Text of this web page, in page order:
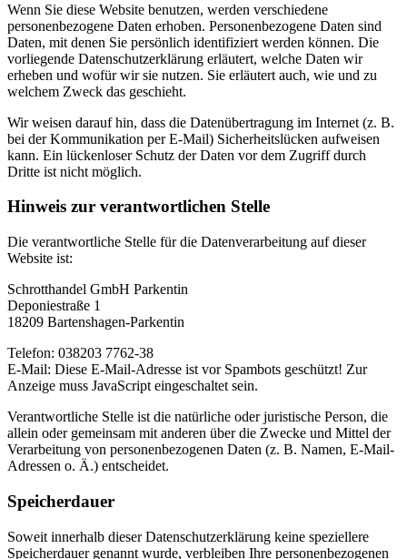
Wenn Sie diese Website benutzen, werden verschiedene
personenbezogene Daten erhoben. Personenbezogene Daten sind
Daten, mit denen Sie persönlich identifiziert werden können. Die
vorliegende Datenschutzerklärung erläutert, welche Daten wir
erheben und wofür wir sie nutzen. Sie erläutert auch, wie und zu
welchem Zweck das geschieht.
Wir weisen darauf hin, dass die Datenübertragung im Internet (z. B.
bei der Kommunikation per E-Mail) Sicherheitslücken aufweisen
kann. Ein lückenloser Schutz der Daten vor dem Zugriff durch
Dritte ist nicht möglich.
Hinweis zur verantwortlichen Stelle
Die verantwortliche Stelle für die Datenverarbeitung auf dieser
Website ist:
Schrotthandel GmbH Parkentin
Deponiestraße 1
18209 Bartenshagen-Parkentin
Telefon: 038203 7762-38
E-Mail: Diese E-Mail-Adresse ist vor Spambots geschützt! Zur
Anzeige muss JavaScript eingeschaltet sein.
Verantwortliche Stelle ist die natürliche oder juristische Person, die
allein oder gemeinsam mit anderen über die Zwecke und Mittel der
Verarbeitung von personenbezogenen Daten (z. B. Namen, E-Mail-
Adressen o. Ä.) entscheidet.
Speicherdauer
Soweit innerhalb dieser Datenschutzerklärung keine speziellere
Speicherdauer genannt wurde, verbleiben Ihre personenbezogenen